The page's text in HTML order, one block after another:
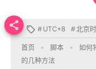
  #UTC+8 #北京
首页 • 脚本 •
如何
的几种方法